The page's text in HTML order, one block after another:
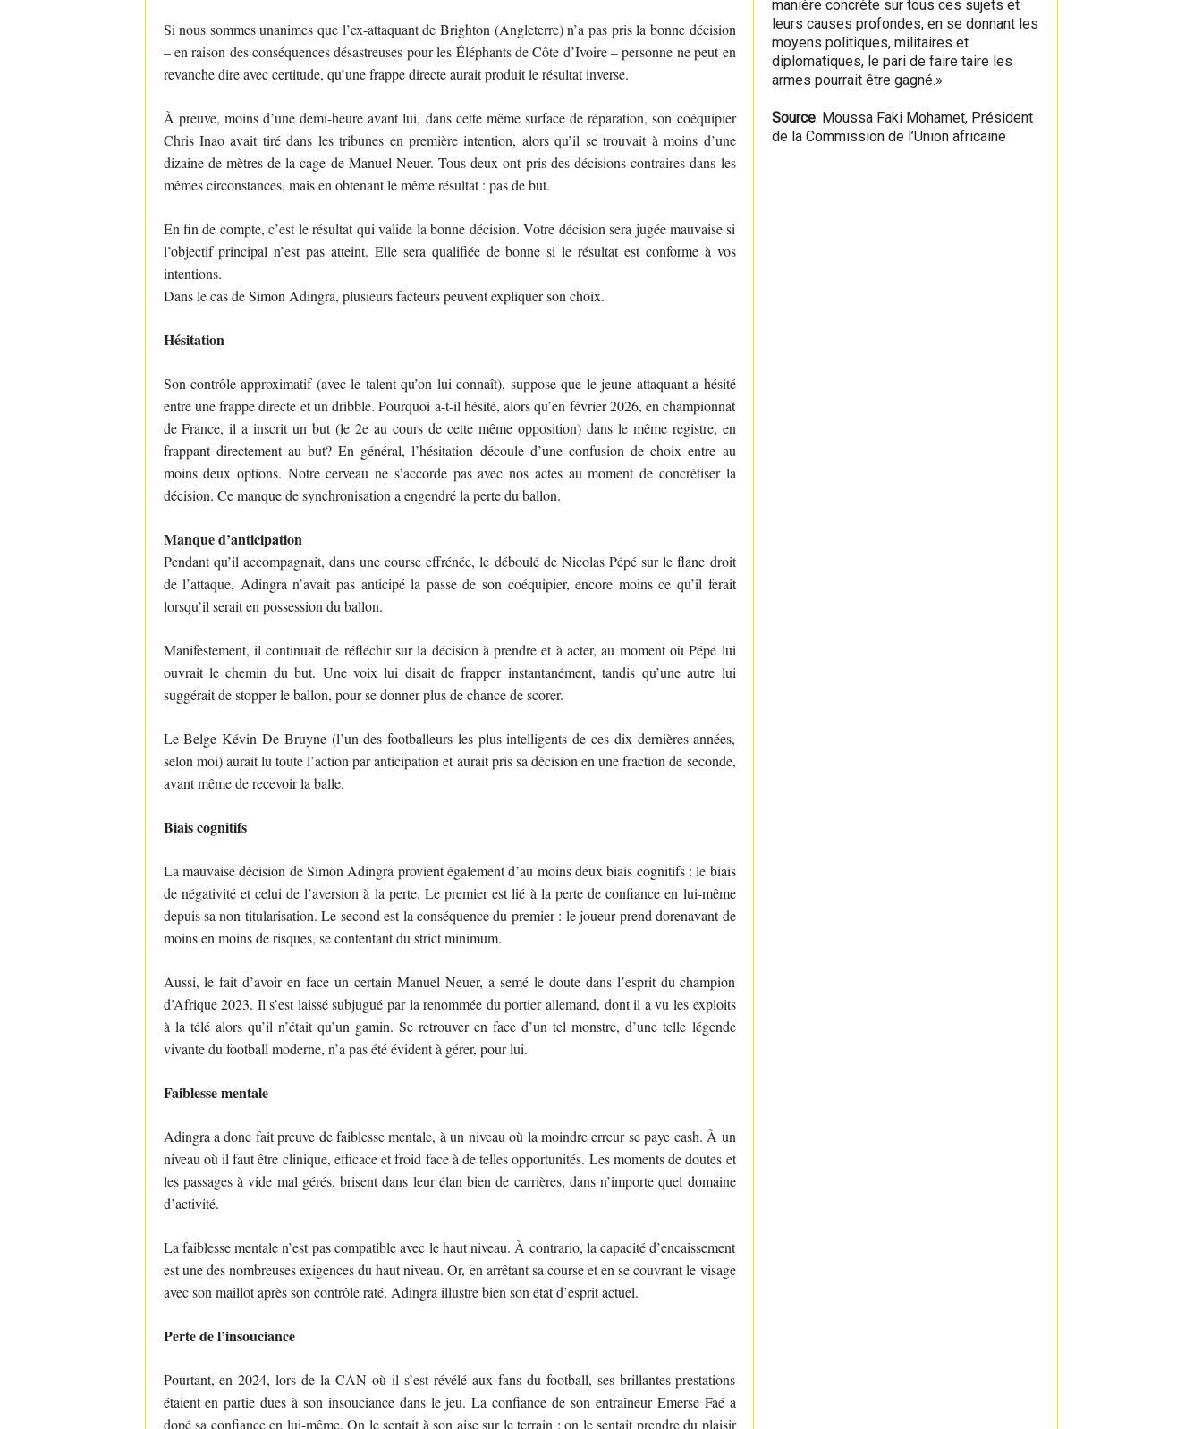
Si nous sommes unanimes que l’ex-attaquant de Brighton (Angleterre) n’a pas pris la bonne décision
– en raison des conséquences désastreuses pour les Éléphants de Côte d’Ivoire – personne ne peut en
revanche dire avec certitude, qu’une frappe directe aurait produit le résultat inverse.
À preuve, moins d’une demi-heure avant lui, dans cette même surface de réparation, son coéquipier
Chris Inao avait tiré dans les tribunes en première intention, alors qu’il se trouvait à moins d’une
dizaine de mètres de la cage de Manuel Neuer. Tous deux ont pris des décisions contraires dans les
mêmes circonstances, mais en obtenant le même résultat : pas de but.
En fin de compte, c’est le résultat qui valide la bonne décision. Votre décision sera jugée mauvaise si
l’objectif principal n’est pas atteint. Elle sera qualifiée de bonne si le résultat est conforme à vos
intentions.
Dans le cas de Simon Adingra, plusieurs facteurs peuvent expliquer son choix.
Hésitation
Son contrôle approximatif (avec le talent qu’on lui connaît), suppose que le jeune attaquant a hésité
entre une frappe directe et un dribble. Pourquoi a-t-il hésité, alors qu’en février 2026, en championnat
de France, il a inscrit un but (le 2e au cours de cette même opposition) dans le même registre, en
frappant directement au but? En général, l’hésitation découle d’une confusion de choix entre au
moins deux options. Notre cerveau ne s’accorde pas avec nos actes au moment de concrétiser la
décision. Ce manque de synchronisation a engendré la perte du ballon.
Manque d’anticipation
Pendant qu’il accompagnait, dans une course effrénée, le déboulé de Nicolas Pépé sur le flanc droit
de l’attaque, Adingra n’avait pas anticipé la passe de son coéquipier, encore moins ce qu’il ferait
lorsqu’il serait en possession du ballon.
Manifestement, il continuait de réfléchir sur la décision à prendre et à acter, au moment où Pépé lui
ouvrait le chemin du but. Une voix lui disait de frapper instantanément, tandis qu’une autre lui
suggérait de stopper le ballon, pour se donner plus de chance de scorer.
Le Belge Kévin De Bruyne (l’un des footballeurs les plus intelligents de ces dix dernières années,
selon moi) aurait lu toute l’action par anticipation et aurait pris sa décision en une fraction de seconde,
avant même de recevoir la balle.
Biais cognitifs
La mauvaise décision de Simon Adingra provient également d’au moins deux biais cognitifs : le biais
de négativité et celui de l’aversion à la perte. Le premier est lié à la perte de confiance en lui-même
depuis sa non titularisation. Le second est la conséquence du premier : le joueur prend dorenavant de
moins en moins de risques, se contentant du strict minimum.
Aussi, le fait d’avoir en face un certain Manuel Neuer, a semé le doute dans l’esprit du champion
d’Afrique 2023. Il s’est laissé subjugué par la renommée du portier allemand, dont il a vu les exploits
à la télé alors qu’il n’était qu’un gamin. Se retrouver en face d’un tel monstre, d’une telle légende
vivante du football moderne, n’a pas été évident à gérer, pour lui.
Faiblesse mentale
Adingra a donc fait preuve de faiblesse mentale, à un niveau où la moindre erreur se paye cash. À un
niveau où il faut être clinique, efficace et froid face à de telles opportunités. Les moments de doutes et
les passages à vide mal gérés, brisent dans leur élan bien de carrières, dans n’importe quel domaine
d’activité.
La faiblesse mentale n’est pas compatible avec le haut niveau. À contrario, la capacité d’encaissement
est une des nombreuses exigences du haut niveau. Or, en arrêtant sa course et en se couvrant le visage
avec son maillot après son contrôle raté, Adingra illustre bien son état d’esprit actuel.
Perte de l’insouciance
Pourtant, en 2024, lors de la CAN où il s’est révélé aux fans du football, ses brillantes prestations
étaient en partie dues à son insouciance dans le jeu. La confiance de son entraîneur Emerse Faé a
dopé sa confiance en lui-même. On le sentait à son aise sur le terrain ; on le sentait prendre du plaisir
manière concrète sur tous ces sujets et
leurs causes profondes, en se donnant les
moyens politiques, militaires et
diplomatiques, le pari de faire taire les
armes pourrait être gagné.»
Source: Moussa Faki Mohamet, Président
de la Commission de l’Union africaine